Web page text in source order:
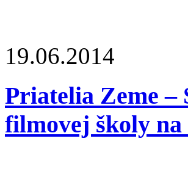
19.06.2014
Priatelia Zeme –
filmovej školy